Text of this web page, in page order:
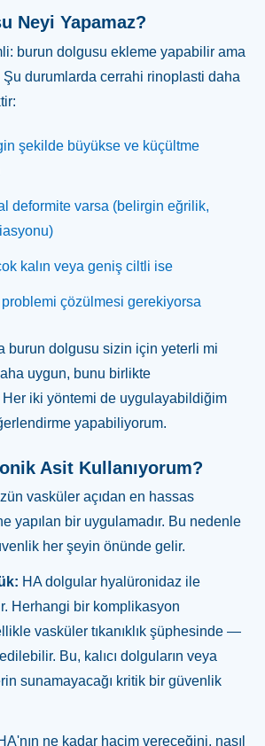
Neyi Yapamaz?
burun dolgusu ekleme yapabilir ama
Şu durumlarda cerrahi rinoplasti daha
şekilde büyükse ve küçültme
deformite varsa (belirgin eğrilik,
kalın veya geniş ciltli ise
çözülmesi gerekiyorsa
burun dolgusu sizin için yeterli mi
uygun, bunu birlikte
iki yöntemi de uygulayabildiğim
yapabiliyorum.
Asit Kullanıyorum?
vasküler açıdan en hassas
yapılan bir uygulamadır. Bu nedenle
her şeyin önünde gelir.
HA dolgular hyalüronidaz ile
Herhangi bir komplikasyon
vasküler tıkanıklık şüphesinde —
Bu, kalıcı dolguların veya
sunamayacağı kritik bir güvenlik
ne kadar hacim vereceğini, nasıl